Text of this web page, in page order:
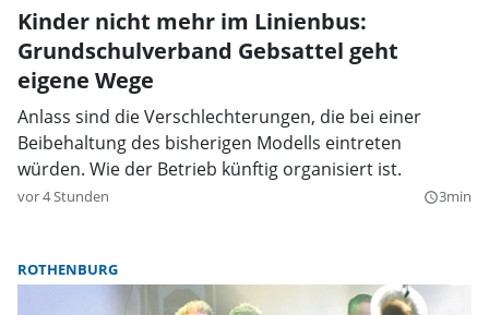
Kinder nicht mehr im Linienbus:
Grundschulverband Gebsattel geht
eigene Wege
Anlass sind die Verschlechterungen, die bei einer
Beibehaltung des bisherigen Modells eintreten
würden. Wie der Betrieb künftig organisiert ist.
vor 4 Stunden query_builder3min
ROTHENBURG